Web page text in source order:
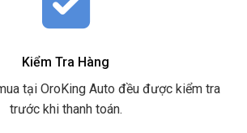
Kiểm Tra Hàng
tại OroKing Auto đều được kiểm tra
trước khi thanh toán.